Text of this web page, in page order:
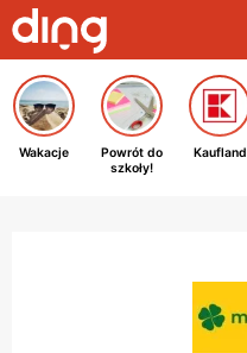
Wakacje
Powrót do
szkoły!
Kaufland